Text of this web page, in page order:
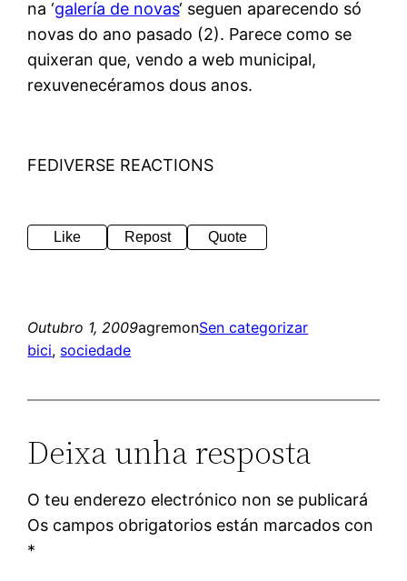
na ‘galería de novas‘ seguen aparecendo só
novas do ano pasado (2). Parece como se
quixeran que, vendo a web municipal,
rexuvenecéramos dous anos.
FEDIVERSE REACTIONS
Like Repost Quote
Outubro 1, 2009agremonSen categorizar
bici, sociedade
Deixa unha resposta
O teu enderezo electrónico non se publicará
Os campos obrigatorios están marcados con
*